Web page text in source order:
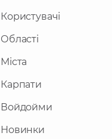
Користувачі
Області
Міста
Карпати
Войдойми
Новинки